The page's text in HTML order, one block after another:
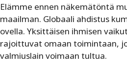
Elämme ennen näkemätöntä
maailman. Globaali ahdistus
ovella. Yksittäisen ihmisen
rajoittuvat omaan toimintaan,
valmiuslain voimaan tultua.